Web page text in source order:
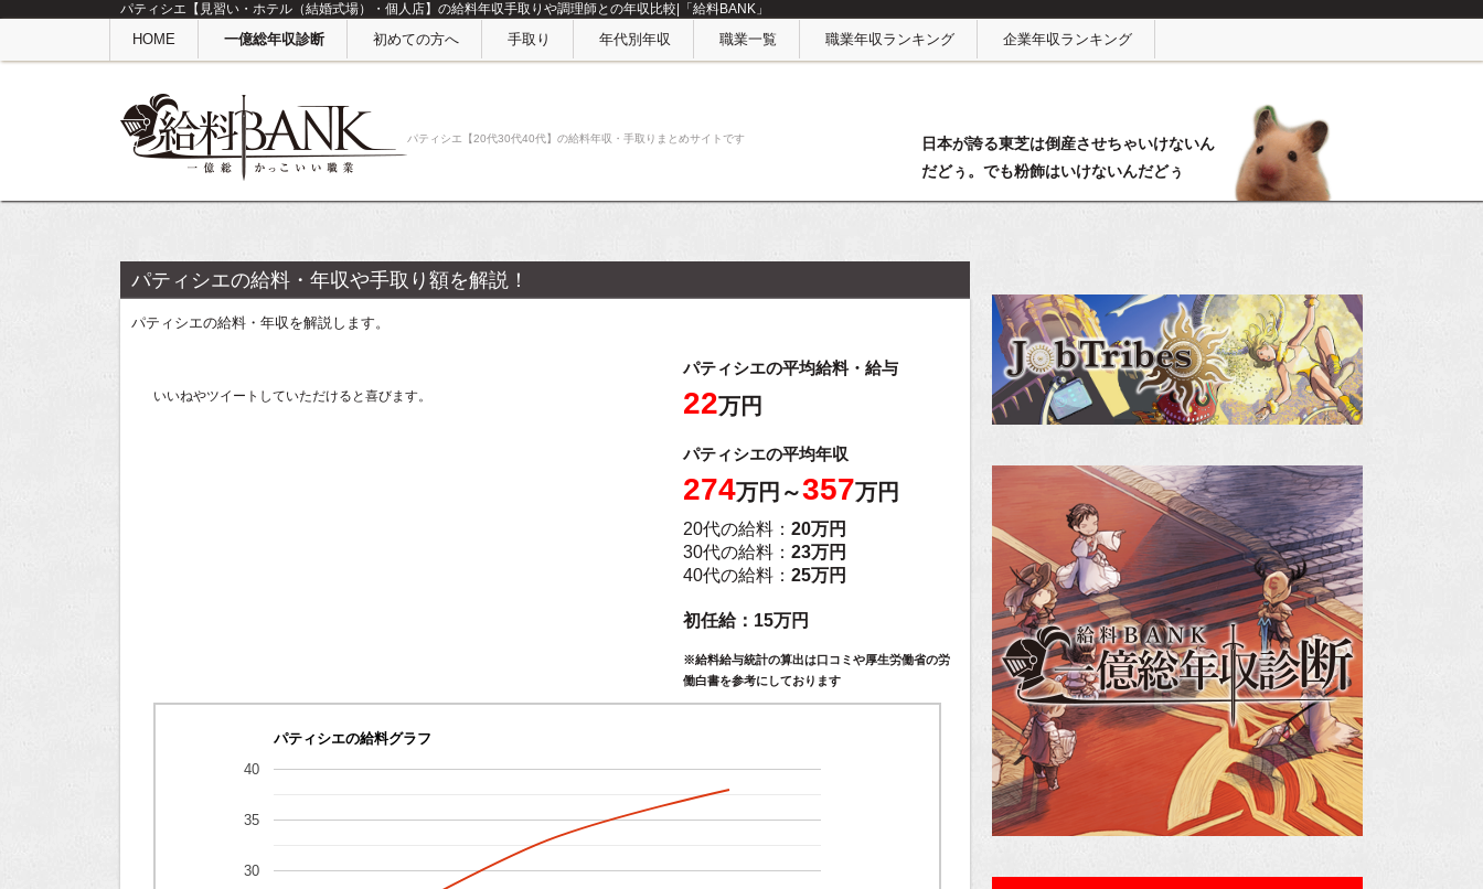
パティシエ【見習い・ホテル（結婚式場）・個人店】の給料年収手取りや調理師との年収比較|「給料BANK」
HOME 一億総年収診断 初めての方へ 手取り 年代別年収 職業一覧 職業年収ランキング 企業年収ランキング
パティシエ【20代30代40代】の給料年収・手取りまとめサイトです
日本が誇る東芝は倒産させちゃいけないん
だどぅ。でも粉飾はいけないんだどぅ
パティシエの給料・年収や手取り額を解説！
パティシエの給料・年収を解説します。
いいねやツイートしていただけると喜びます。
パティシエの平均給料・給与
22万円
パティシエの平均年収
274万円～357万円
20代の給料： 20万円
30代の給料： 23万円
40代の給料： 25万円
初任給：15万円
※給料給与統計の算出は口コミや厚生労働省の労
働白書を参考にしております
パティシエの給料グラフ
30
35
40